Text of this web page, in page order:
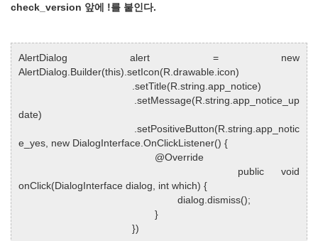
check_version 앞에 !를 붙인다.
AlertDialog alert = new
AlertDialog.Builder(this).setIcon(R.drawable.icon)
.setTitle(R.string.app_notice)
.setMessage(R.string.app_notice_up
date)
.setPositiveButton(R.string.app_notic
e_yes, new DialogInterface.OnClickListener() {
@Override
public void
onClick(DialogInterface dialog, int which) {
dialog.dismiss();
}
})